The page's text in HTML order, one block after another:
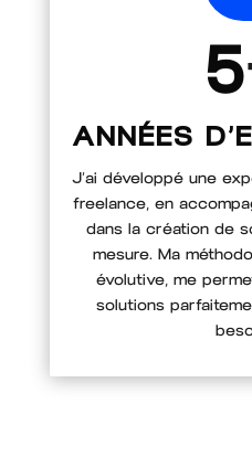
5
ANNÉES
J’ai développé une
freelance, en
dans la création de
mesure. Ma
évolutive, me
solutions